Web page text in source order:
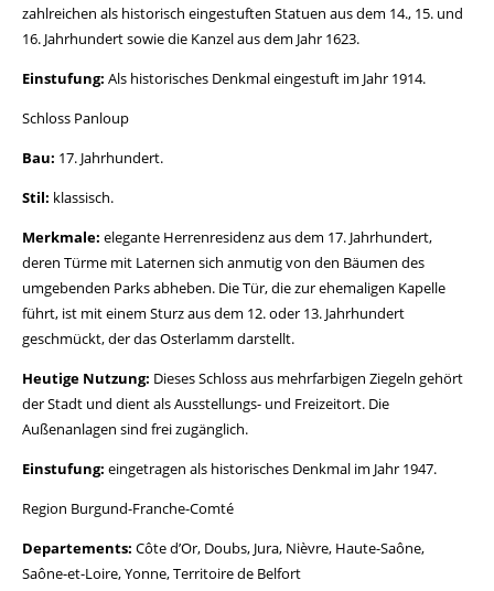
zahlreichen als historisch eingestuften Statuen aus dem 14., 15. und
16. Jahrhundert sowie die Kanzel aus dem Jahr 1623.
Einstufung: Als historisches Denkmal eingestuft im Jahr 1914.
Schloss Panloup
Bau: 17. Jahrhundert.
Stil: klassisch.
Merkmale: elegante Herrenresidenz aus dem 17. Jahrhundert,
deren Türme mit Laternen sich anmutig von den Bäumen des
umgebenden Parks abheben. Die Tür, die zur ehemaligen Kapelle
führt, ist mit einem Sturz aus dem 12. oder 13. Jahrhundert
geschmückt, der das Osterlamm darstellt.
Heutige Nutzung: Dieses Schloss aus mehrfarbigen Ziegeln gehört
der Stadt und dient als Ausstellungs- und Freizeitort. Die
Außenanlagen sind frei zugänglich.
Einstufung: eingetragen als historisches Denkmal im Jahr 1947.
Region Burgund-Franche-Comté
Departements: Côte d’Or, Doubs, Jura, Nièvre, Haute-Saône,
Saône-et-Loire, Yonne, Territoire de Belfort